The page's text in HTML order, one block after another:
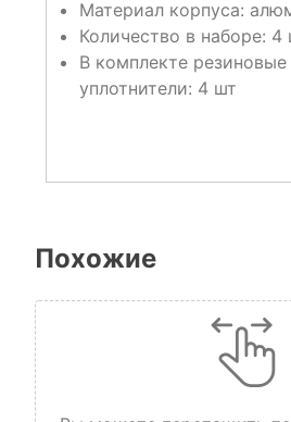
Материал корпуса:
Количество в наборе: 4
В комплекте
уплотнители: 4 шт
Похожие